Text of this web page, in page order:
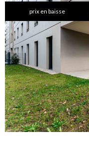
prix en baisse